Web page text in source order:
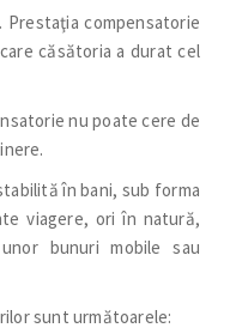
. Prestaţia compensatorie
căsătoria a durat cel
nu poate cere de
în bani, sub forma
viagere, ori în natură,
bunuri mobile sau
sunt următoarele: